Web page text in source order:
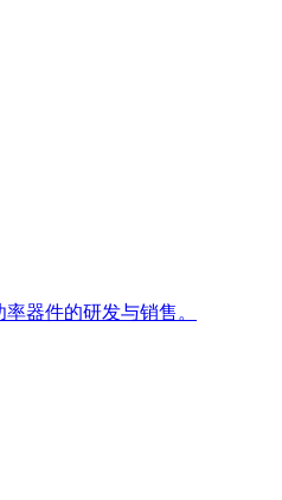
器件的研发与销售。